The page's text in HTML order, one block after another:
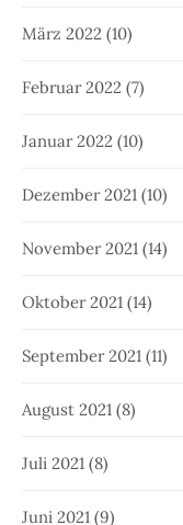
März 2022 (10)
Februar 2022 (7)
Januar 2022 (10)
Dezember 2021 (10)
November 2021 (14)
Oktober 2021 (14)
September 2021 (11)
August 2021 (8)
Juli 2021 (8)
Juni 2021 (9)